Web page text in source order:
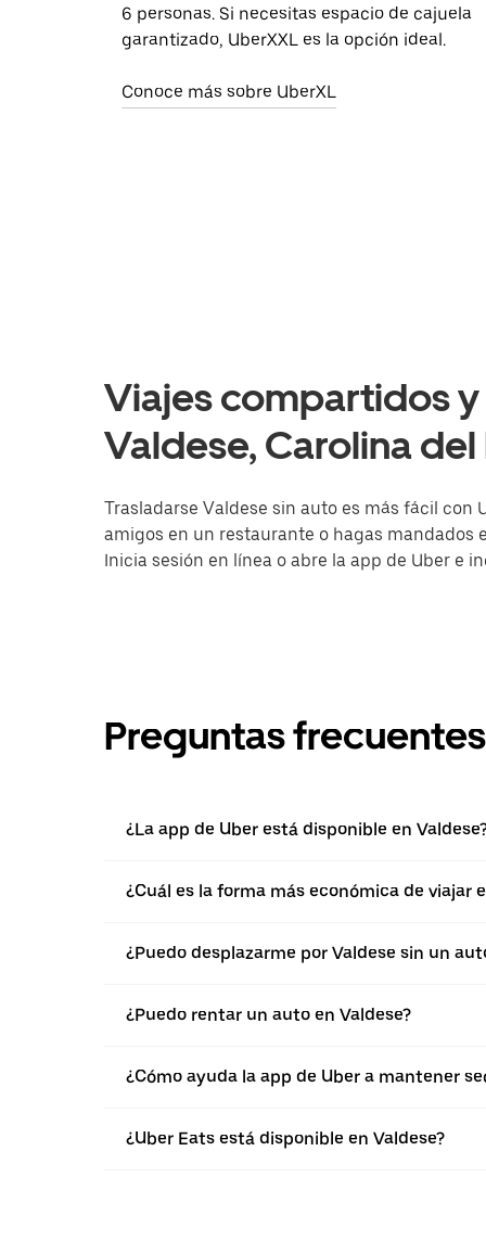
6 personas. Si necesitas espacio de cajuela
garantizado, UberXXL es la opción ideal.
Conoce más sobre UberXL
Viajes compartidos
Valdese, Carolina
Trasladarse Valdese sin auto es más fácil con
amigos en un restaurante o hagas mandados
Inicia sesión en línea o abre la app de Uber e
Preguntas frecuentes
¿La app de Uber está disponible en
¿Cuál es la forma más económica de viajar
¿Puedo desplazarme por Valdese sin un
¿Puedo rentar un auto en Valdese?
¿Cómo ayuda la app de Uber a mantener
¿Uber Eats está disponible en Valdese?